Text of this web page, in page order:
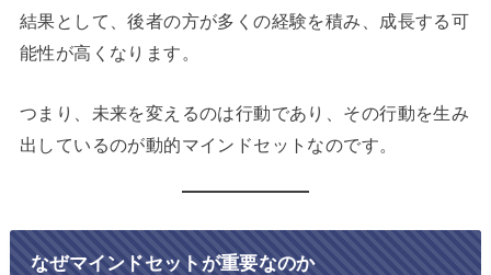
結果として、後者の方が多くの経験を積み、成長する可
能性が高くなります。
つまり、未来を変えるのは行動であり、その行動を生み
出しているのが動的マインドセットなのです。
なぜマインドセットが重要なのか